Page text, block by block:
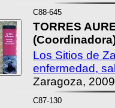
C88-645
TORRES
Los Sitios de
enfermedad,
Zaragoza,
C87-130